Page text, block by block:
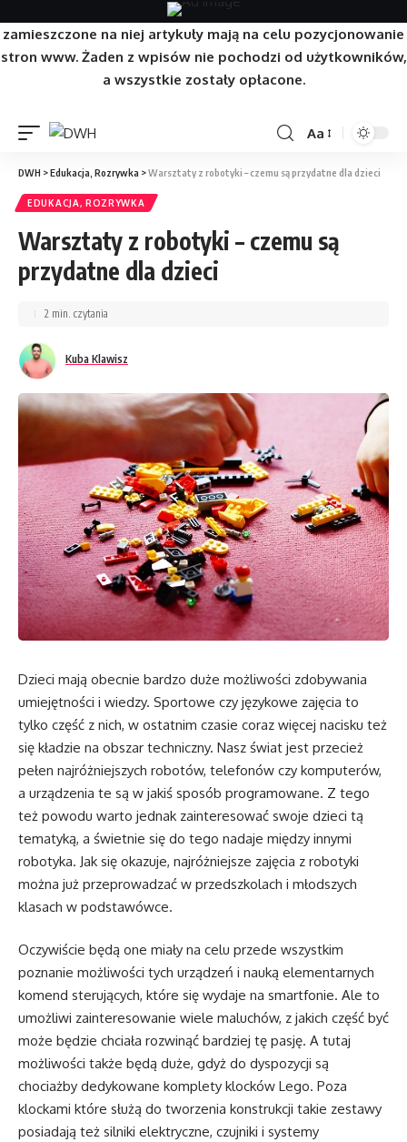
Strona/Blog w całości ma charakter reklamowy, a
zamieszczone na niej artykuły mają na celu pozycjonowanie
stron www. Żaden z wpisów nie pochodzi od użytkowników,
a wszystkie zostały opłacone.
Aa
DWH >Edukacja, Rozrywka >Warsztaty z robotyki – czemu są przydatne dla dzieci
EDUKACJA, ROZRYWKA
Warsztaty z robotyki – czemu są
przydatne dla dzieci
Kuba Klawisz
2 min. czytania
Dzieci mają obecnie bardzo duże możliwości zdobywania
umiejętności i wiedzy. Sportowe czy językowe zajęcia to
tylko część z nich, w ostatnim czasie coraz więcej nacisku też
się kładzie na obszar techniczny. Nasz świat jest przecież
pełen najróżniejszych robotów, telefonów czy komputerów,
a urządzenia te są w jakiś sposób programowane. Z tego
też powodu warto jednak zainteresować swoje dzieci tą
tematyką, a świetnie się do tego nadaje między innymi
robotyka. Jak się okazuje, najróżniejsze zajęcia z robotyki
można już przeprowadzać w przedszkolach i młodszych
klasach w podstawówce.
Oczywiście będą one miały na celu przede wszystkim
poznanie możliwości tych urządzeń i nauką elementarnych
komend sterujących, które się wydaje na smartfonie. Ale to
umożliwi zainteresowanie wiele maluchów, z jakich część być
może będzie chciała rozwinąć bardziej tę pasję. A tutaj
możliwości także będą duże, gdyż do dyspozycji są
chociażby dedykowane komplety klocków Lego. Poza
klockami które służą do tworzenia konstrukcji takie zestawy
posiadają też silniki elektryczne, czujniki i systemy